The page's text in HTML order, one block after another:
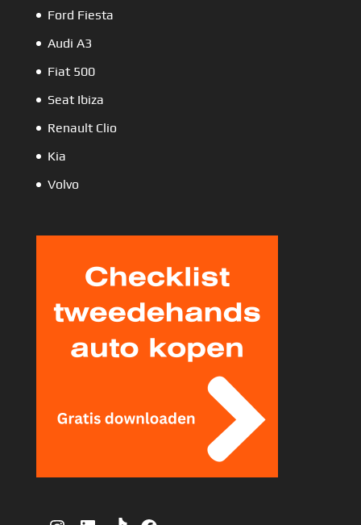
Ford Fiesta
Audi A3
Fiat 500
Seat Ibiza
Renault Clio
Kia
Volvo